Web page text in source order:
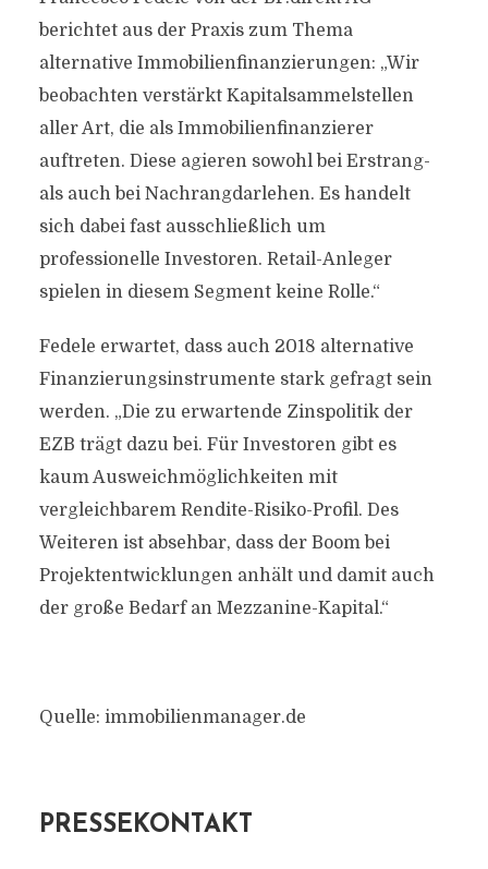
berichtet aus der Praxis zum Thema
alternative Immobilienfinanzierungen: „Wir
beobachten verstärkt Kapitalsammelstellen
aller Art, die als Immobilienfinanzierer
auftreten. Diese agieren sowohl bei Erstrang-
als auch bei Nachrangdarlehen. Es handelt
sich dabei fast ausschließlich um
professionelle Investoren. Retail-Anleger
spielen in diesem Segment keine Rolle.“
Fedele erwartet, dass auch 2018 alternative
Finanzierungsinstrumente stark gefragt sein
werden. „Die zu erwartende Zinspolitik der
EZB trägt dazu bei. Für Investoren gibt es
kaum Ausweichmöglichkeiten mit
vergleichbarem Rendite-Risiko-Profil. Des
Weiteren ist absehbar, dass der Boom bei
Projektentwicklungen anhält und damit auch
der große Bedarf an Mezzanine-Kapital.“
Quelle: immobilienmanager.de
PRESSEKONTAKT